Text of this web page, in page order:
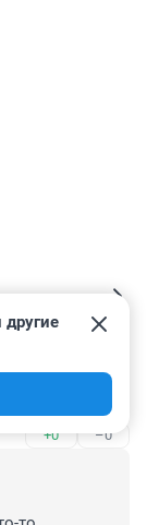
+0 –0